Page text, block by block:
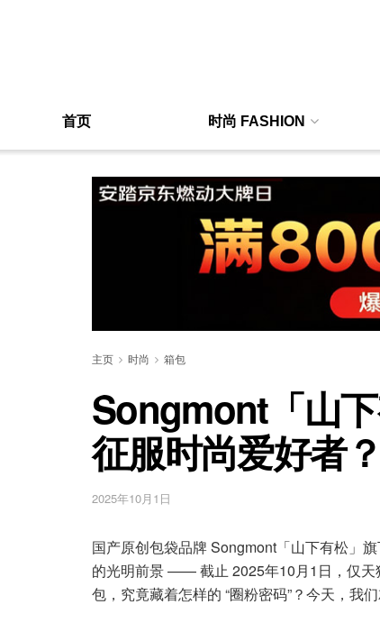
首页 时尚 FASHION
主页 时尚 箱包
Songmont「山
征服时尚爱好者？
2025年10月1日
国产原创包袋品牌 Songmont「山下有松」
的光明前景 —— 截止 2025年10月1日，仅天
包，究竟藏着怎样的 “圈粉密码”？今天，我